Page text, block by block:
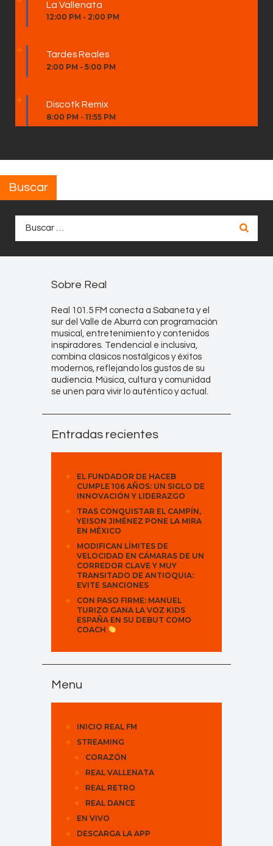
La Vallenata
12:00 PM - 2:00 PM
Tardes Reales
2:00 PM - 5:00 PM
Discotk Remix
8:00 PM - 11:55 PM
Buscar
Sobre Real
Real 101.5 FM conecta a Sabaneta y el
sur del Valle de Aburrá con programación
musical, entretenimiento y contenidos
inspiradores. Tendencial e inclusiva,
combina clásicos nostálgicos y éxitos
modernos, reflejando los gustos de su
audiencia. Música, cultura y comunidad
se unen para vivir lo auténtico y actual.
Entradas recientes
EL FUNDADOR DE HACEB
CUMPLE 106 AÑOS: UN SIGLO DE
INNOVACIÓN Y LIDERAZGO
TRAS CONQUISTAR EL CAMPÍN,
YEISON JIMÉNEZ PONE LA MIRA
EN MÉXICO
MODIFICAN LÍMITES DE
VELOCIDAD EN CÁMARAS DE UN
CORREDOR CLAVE Y MUY
TRANSITADO DE ANTIOQUIA:
EVITE SANCIONES
CON PASO FIRME: MANUEL
TURIZO GANA LA VOZ KIDS
ESPAÑA EN SU DEBUT COMO
COACH
Menu
INICIO REAL FM
STREAMING
CORAZÓN
REAL VALLENATA
REAL RETRO
REAL DANCE
EN VIVO
DESCARGA LA APP